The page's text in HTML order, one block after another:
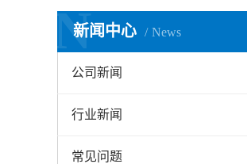
新闻中心 News
N
公司新闻
行业新闻
常见问题